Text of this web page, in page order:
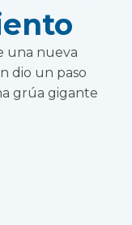
una nueva
dio un paso
grúa gigante